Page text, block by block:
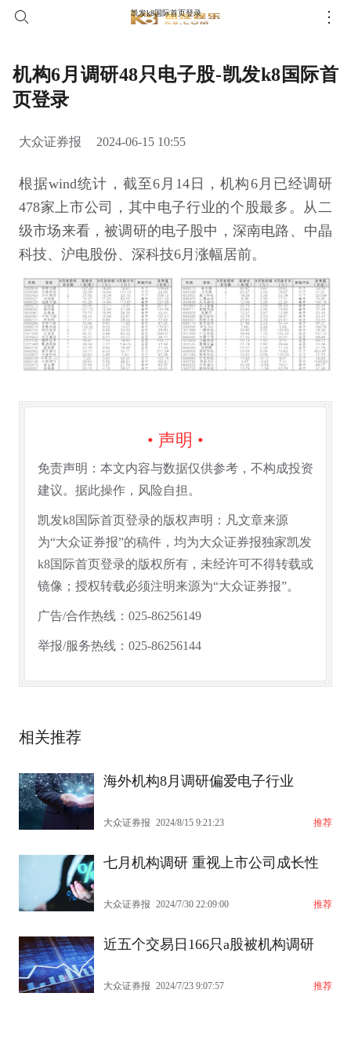
凯发k8国际首页登录
机构6月调研48只电子股-凯发k8国际首
页登录
大众证券报 2024-06-15 10:55
根据wind统计，截至6月14日，机构6月已经调研
478家上市公司，其中电子行业的个股最多。从二
级市场来看，被调研的电子股中，深南电路、中晶
科技、沪电股份、深科技6月涨幅居前。
• 声明 •
免责声明：本文内容与数据仅供参考，不构成投资
建议。据此操作，风险自担。
凯发k8国际首页登录的版权声明：凡文章来源
为“大众证券报”的稿件，均为大众证券报独家凯发
k8国际首页登录的版权所有，未经许可不得转载或
镜像；授权转载必须注明来源为“大众证券报”。
广告/合作热线：025-86256149
举报/服务热线：025-86256144
相关推荐
海外机构8月调研偏爱电子行业
大众证券报 2024/8/15 9:21:23 推荐
七月机构调研 重视上市公司成长性
大众证券报 2024/7/30 22:09:00 推荐
近五个交易日166只a股被机构调研
大众证券报 2024/7/23 9:07:57 推荐